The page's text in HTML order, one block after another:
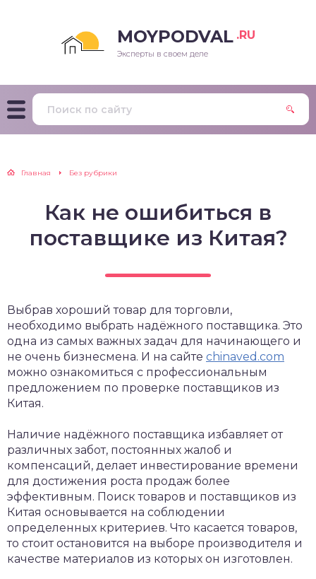
MOYPODVAL .RU
Эксперты в своем деле
Главная Без рубрики
Как не ошибиться в
поставщике из Китая?
Выбрав хороший товар для торговли,
необходимо выбрать надёжного поставщика. Это
одна из самых важных задач для начинающего и
не очень бизнесмена. И на сайте chinaved.com
можно ознакомиться с профессиональным
предложением по проверке поставщиков из
Китая.
Наличие надёжного поставщика избавляет от
различных забот, постоянных жалоб и
компенсаций, делает инвестирование времени
для достижения роста продаж более
эффективным. Поиск товаров и поставщиков из
Китая основывается на соблюдении
определенных критериев. Что касается товаров,
то стоит остановится на выборе производителя и
качестве материалов из которых он изготовлен.